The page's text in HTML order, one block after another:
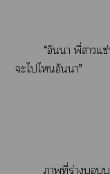
“อันา พี่าแ
ะไไอันา”
าที่ร่าง